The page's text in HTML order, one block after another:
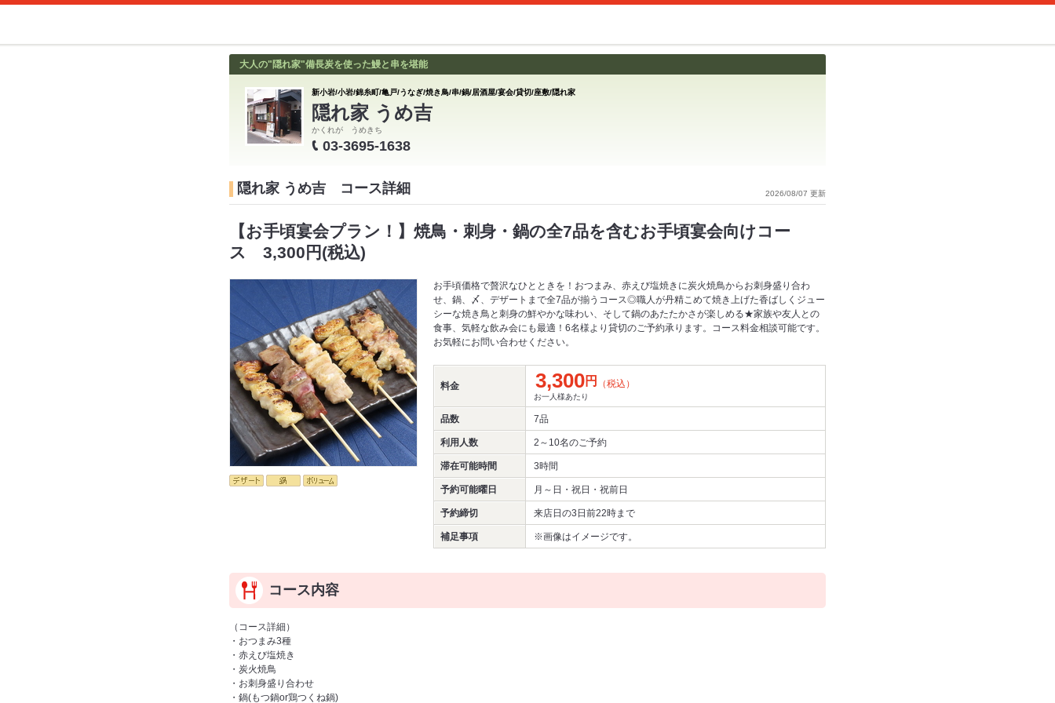
大人の"隠れ家"備長炭を使った鰻と串を堪能
新小岩/小岩/錦糸町/亀戸/うなぎ/焼き鳥/串/鍋/居酒屋/宴会/貸切/座敷/隠れ家
隠れ家 うめ吉
かくれが うめきち
03-3695-1638
2026/08/07 更新
隠れ家 うめ吉 コース詳細
【お手頃宴会プラン！】焼鳥・刺身・鍋の全7品を含むお手頃宴会向けコー
ス 3,300円(税込)
お手頃価格で贅沢なひとときを！おつまみ、赤えび塩焼きに炭火焼鳥からお刺身盛り合わ
せ、鍋、〆、デザートまで全7品が揃うコース◎職人が丹精こめて焼き上げた香ばしくジュー
シーな焼き鳥と刺身の鮮やかな味わい、そして鍋のあたたかさが楽しめる★家族や友人との
食事、気軽な飲み会にも最適！6名様より貸切のご予約承ります。コース料金相談可能です。
お気軽にお問い合わせください。
料金 3,300円 （税込）
お一人様あたり
品数 7品
利用人数 2～10名のご予約
滞在可能時間 3時間
予約可能曜日 月～日・祝日・祝前日
予約締切 来店日の3日前22時まで
補足事項 ※画像はイメージです。
コース内容
（コース詳細）
・おつまみ3種
・赤えび塩焼き
・炭火焼鳥
・お刺身盛り合わせ
・鍋(もつ鍋or鶏つくね鍋)